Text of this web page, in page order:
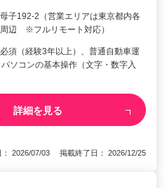
子192-2（営業エリアは東京都内各
辺 ※フルリモート対応）
須（経験3年以上）、普通自動車運
ソコンの基本操作（文字・数字入
詳細を見る
： 2026/07/03 掲載終了日： 2026/12/25